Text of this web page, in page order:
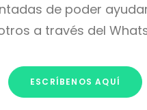
de poder
a través del
ESCRÍBENOS AQUÍ